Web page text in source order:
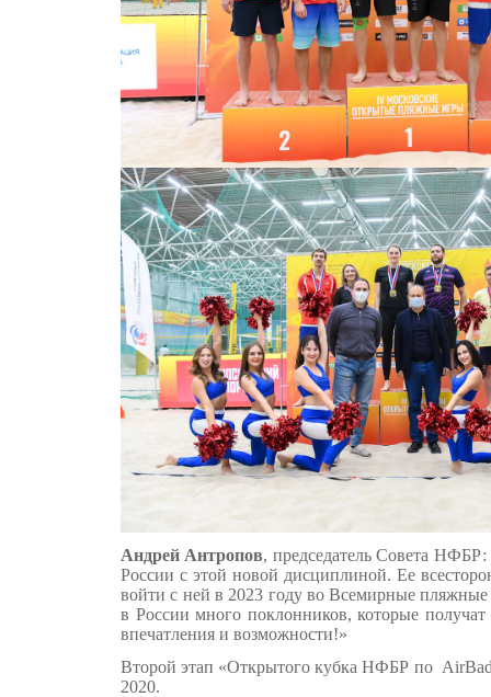
Андрей Антропов, председатель Совета
России с этой новой дисциплиной. Ее
войти с ней в 2023 году во Всемирные
в России много поклонников, которые
впечатления и возможности!»
Второй этап «Открытого кубка НФБР по
2020.